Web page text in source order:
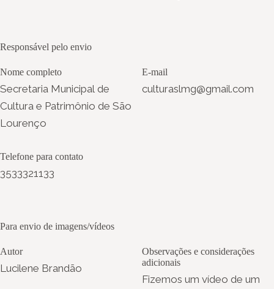
Responsável pelo envio
Nome completo
Secretaria Municipal de
Cultura e Patrimônio de São
Lourenço
Telefone para contato
3533321133
E-mail
culturaslmg@gmail.com
Para envio de imagens/vídeos
Autor
Lucilene Brandão
Observações e considerações
adicionais
Fizemos um vídeo de um